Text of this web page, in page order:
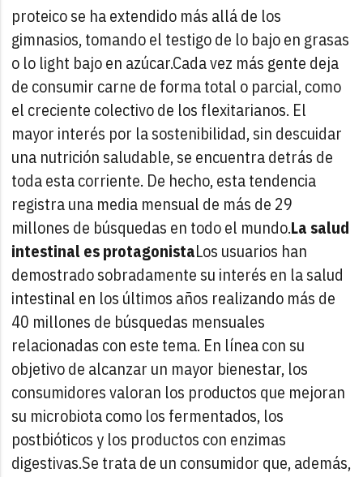
proteico se ha extendido más allá de los
gimnasios, tomando el testigo de lo bajo en grasas
o lo light bajo en azúcar.Cada vez más gente deja
de consumir carne de forma total o parcial, como
el creciente colectivo de los flexitarianos. El
mayor interés por la sostenibilidad, sin descuidar
una nutrición saludable, se encuentra detrás de
toda esta corriente. De hecho, esta tendencia
registra una media mensual de más de 29
millones de búsquedas en todo el mundo.La salud
intestinal es protagonistaLos usuarios han
demostrado sobradamente su interés en la salud
intestinal en los últimos años realizando más de
40 millones de búsquedas mensuales
relacionadas con este tema. En línea con su
objetivo de alcanzar un mayor bienestar, los
consumidores valoran los productos que mejoran
su microbiota como los fermentados, los
postbióticos y los productos con enzimas
digestivas.Se trata de un consumidor que, además,